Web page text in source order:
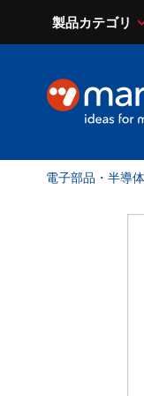
製品カテゴリ
電子部品・半導